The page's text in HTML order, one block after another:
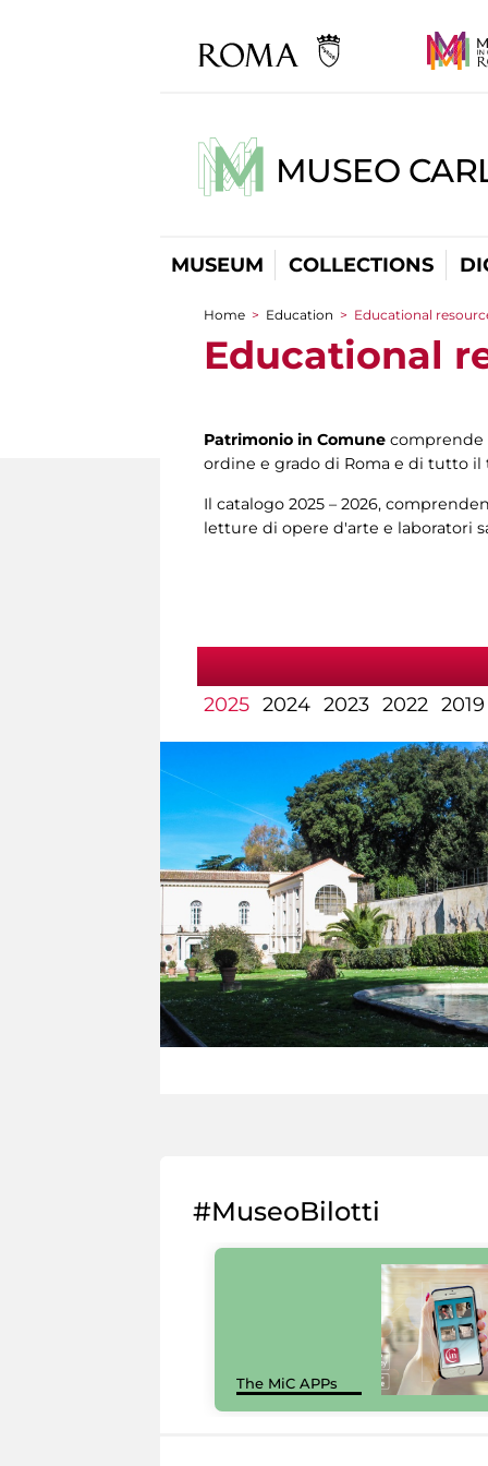
MUSEO
MUSEUM COLLECTIONS
You are here
Home > Education > Educational
Educational
Patrimonio in Comune comprende
ordine e grado di Roma e di tutto il
Il catalogo 2025 – 2026,
letture di opere d'arte e laboratori
2025 2024 2023 2022 2019
#MuseoBilotti
The MiC APPs